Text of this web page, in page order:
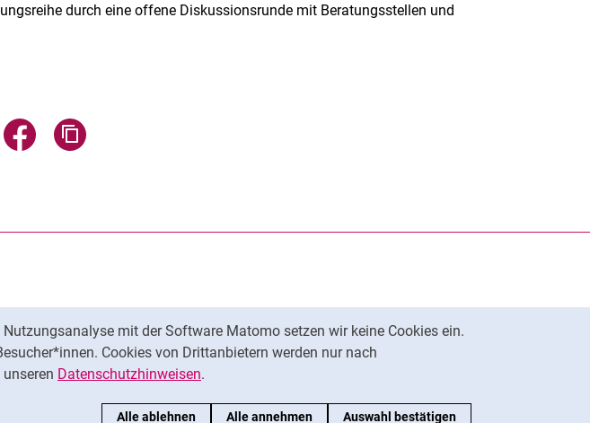
mit der Software Matomo setzen wir keine Cookies ein.
Cookies von Drittanbietern werden nur nach
Datenschutzhinweisen.
Alle ablehnen Alle annehmen Auswahl bestätigen
durch eine offene Diskussionsrunde mit Beratungsstellen und
E-Mail teilen
über WhatsApp teilen (externer Link, öffnet neues Fenster)
Seite über Facebook teilen (externer Link, öffnet neues Fenster)